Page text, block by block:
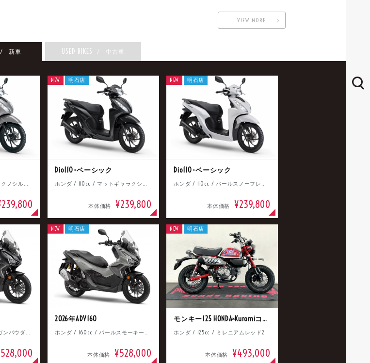
VIEW MORE
/ 新車 USED BIKES / 中古車
Dio110･ベーシック
本体価格 ¥239,800
NEW 明石店
Dio110･ベーシック
本体価格 ¥239,800
NEW 明石店
2026年ADV160
本体価格 ¥528,000
NEW 明石店
モンキー125 HONDA×Kuromiコラボ
ホンダ / 125cc / ミレニアムレッド2
本体価格 ¥493,000
NEW 明石店